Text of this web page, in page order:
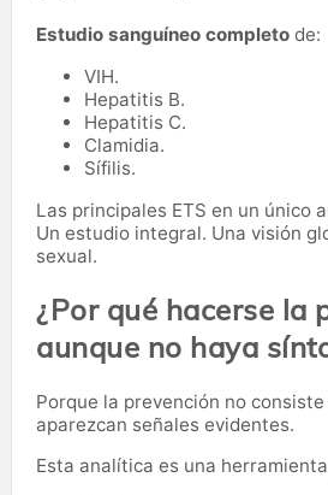
Estudio sanguíneo completo de:
VIH.
Hepatitis B.
Hepatitis C.
Clamidia.
Sífilis.
Las principales ETS en un único
Un estudio integral. Una visión
sexual.
¿Por qué hacerse la
aunque no haya
Porque la prevención no
aparezcan señales evidentes.
Esta analítica es una